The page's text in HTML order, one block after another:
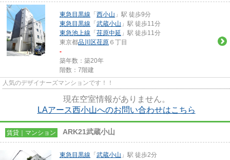
東急目黒線 「 西小山 」駅 徒歩9分
東急目黒線 「 武蔵小山 」駅 徒歩11分
東急池上線 「 荏原中延 」駅 徒歩11分
東京都品川区荏原 ６丁目
-
築年数：築20年
階数：7階建
人気のデザイナーズマンションです！！
現在空室情報がありません。
LAアース西小山へのお問い合わせはこちら
賃貸｜マンション ARK21武蔵小山
東急目黒線 「 武蔵小山 」駅 徒歩2分